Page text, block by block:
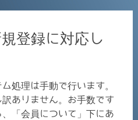
登録に対応し
処理は手動で行います。
ありません。お手数です
「会員について」下にあ